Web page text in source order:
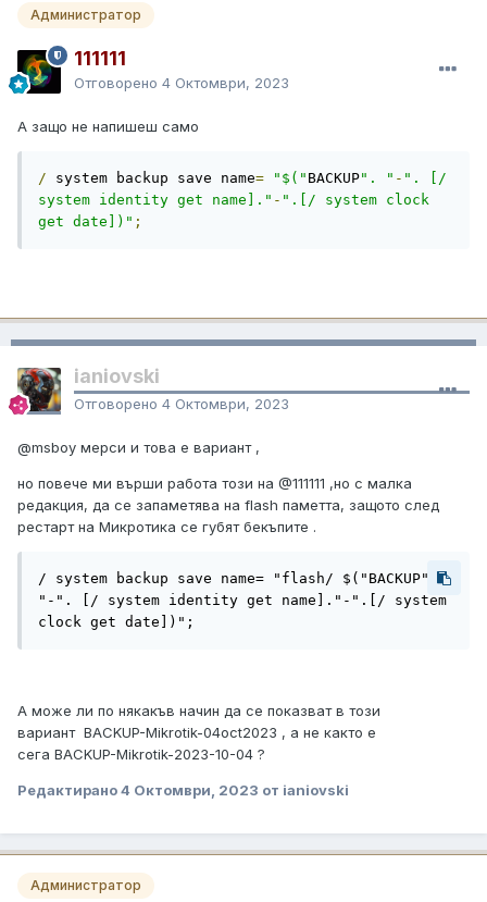
Администратор
111111
Отговорено 4 Октомври, 2023
А защо не напишеш само
/ system backup save name= "$(" BACKUP". " - ". [/
system identity get name]." - ".[/ system clock
get date])" ;
ianiovski
Отговорено 4 Октомври, 2023
@msboy мерси и това е вариант ,
но повече ми върши работа този на @111111 ,но с малка
редакция, да се запаметява на flash паметта, защото след
рестарт на Микротика се губят бекъпите .
/ system backup save name= "flash/ $("BACKUP".
"-". [/ system identity get name]."-".[/ system
clock get date])";
А може ли по някакъв начин да се показват в този
вариант BACKUP-Mikrotik-04oct2023 , а не както е
сега BACKUP-Mikrotik-2023-10-04 ?
Редактирано4 Октомври, 2023 от ianiovski
Администратор